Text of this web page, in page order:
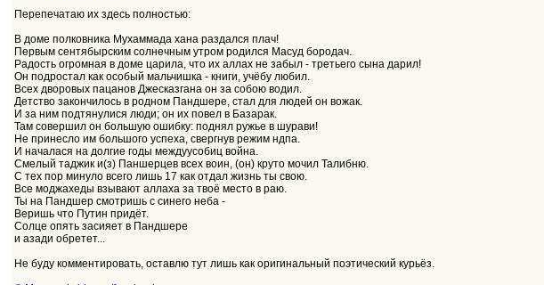
Перепечатаю их здесь полностью:
В доме полковника Мухаммада хана раздался плач!
Первым сентябырским солнечным утром родился Масуд бородач.
Радость огромная в доме царила, что их аллах не забыл - третьего сына дарил!
Он подростал как особый мальчишка - книги, учёбу любил.
Всех дворовых пацанов Джесказгана он за собою водил.
Детство закончилось в родном Пандшере, стал для людей он вожак.
И за ним подтянулися люди; он их повел в Базарак.
Там совершил он большую ошибку: поднял ружье в шурави!
Не принесло им большого успеха, свергнув режим ндпа.
И началася на долгие годы междуусобиц война.
Смелый таджик и(з) Паншерцев всех воин, (он) круто мочил Талибню.
С тех пор минуло всего лишь 17 как отдал жизнь ты свою.
Все моджахеды взывают аллаха за твоё место в раю.
Ты на Пандшер смотришь с синего неба -
Веришь что Путин придёт.
Солце опять засияет в Пандшере
и азади обретет...
Не буду комментировать, оставлю тут лишь как оригинальный поэтический курьёз.